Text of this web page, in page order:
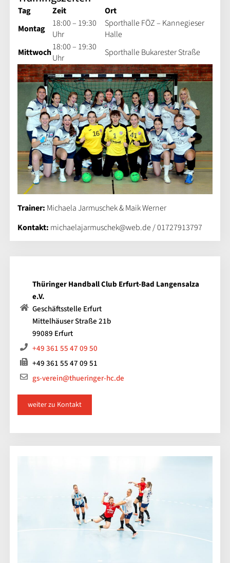
Tag Zeit
Ort
Montag
18:00 – 19:30
Uhr
Sporthalle FÖZ – Kannegieser
Halle
Mittwoch18:00 – 19:30
Uhr
Sporthalle Bukarester Straße
Trainer: Michaela Jarmuschek & Maik Werner
Kontakt: michaelajarmuschek@web.de / 01727913797
Thüringer Handball Club Erfurt-Bad Langensalza
e.V.
Geschäftsstelle Erfurt
Mittelhäuser Straße 21b
99089 Erfurt
+49 361 55 47 09 50
+49 361 55 47 09 51
gs-verein@thueringer-hc.de
weiter zu Kontakt